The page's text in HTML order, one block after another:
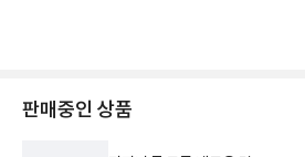
판매중인 상품